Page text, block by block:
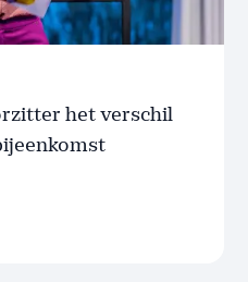
het verschil